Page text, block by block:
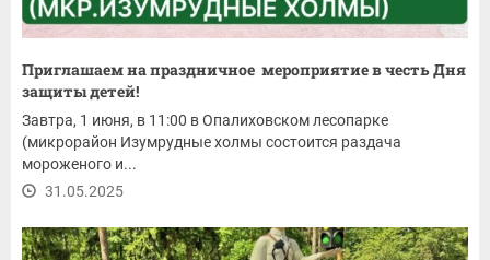
Приглашаем на праздничное мероприятие в честь Дня
защиты детей!
Завтра, 1 июня, в 11:00 в Опалиховском лесопарке
(микрорайон Изумрудные холмы состоится раздача
мороженого и...
31.05.2025